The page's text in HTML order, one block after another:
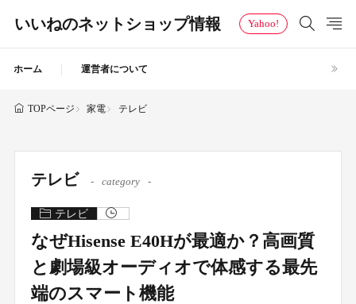
いいねのネットショップ情報 Yahoo!
ホーム 運営者について
TOPページ 家電 テレビ
テレビ category
テレビ
なぜHisense E40Hが最適か？高画質
と劇場級オーディオで体感する最先
端のスマート機能